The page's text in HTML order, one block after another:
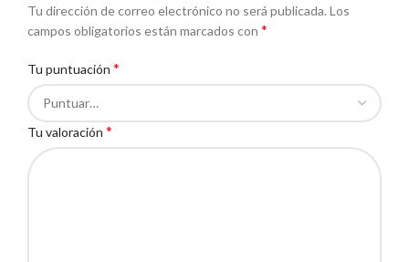
Tu dirección de correo electrónico no será publicada. Los
campos obligatorios están marcados con *
Tu puntuación *
Tu valoración *